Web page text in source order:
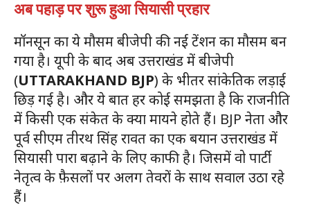
अब पहाड़ पर शुरू हुआ सियासी प्रहार
मॉनसून का ये मौसम बीजेपी की नई टेंशन का मौसम बन
गया है। यूपी के बाद अब उत्तराखंड में बीजेपी
(UTTARAKHAND BJP) के भीतर सांकेतिक लड़ाई
छिड़ गई है। और ये बात हर कोई समझता है कि राजनीति
में किसी एक संकेत के क्या मायने होते हैं। BJP नेता और
पूर्व सीएम तीरथ सिंह रावत का एक बयान उत्तराखंड में
सियासी पारा बढ़ाने के लिए काफी है। जिसमें वो पार्टी
नेतृत्व के फ़ैसलों पर अलग तेवरों के साथ सवाल उठा रहे
हैं।